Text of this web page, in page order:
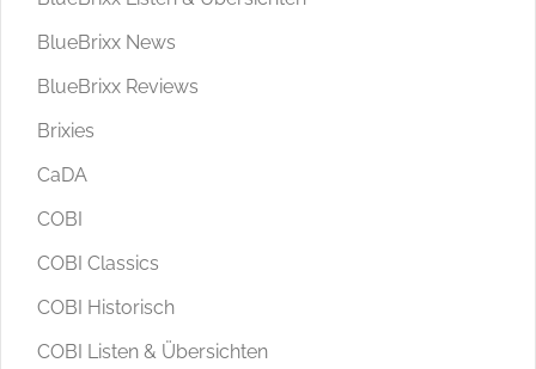
BlueBrixx News
BlueBrixx Reviews
Brixies
CaDA
COBI
COBI Classics
COBI Historisch
COBI Listen & Übersichten